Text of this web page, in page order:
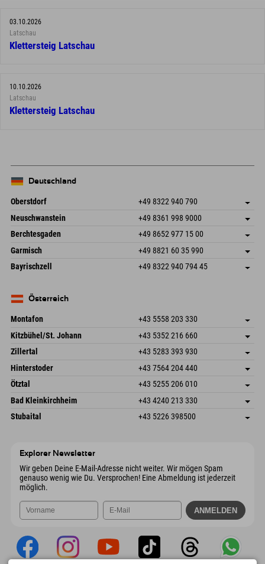
03.10.2026
Latschau
Klettersteig Latschau
10.10.2026
Latschau
Klettersteig Latschau
Deutschland
Oberstdorf +49 8322 940 790
An der Breitach 3
87538 Fischen I. Allgäu
Deutschland
Adresse speichern
Anreiseinfos
Buchen
Neuschwanstein +49 8361 998 9000
An der Riese 45
87484 Nesselwang im Allgäu
Deutschland
Adresse speichern
Buchen
Berchtesgaden +49 8652 977 15 00
Hofreitstr. 7
83471 Schönau am Königssee
Deutschland
Adresse speichern
Anreiseinfos
Buchen
Garmisch +49 8821 60 35 990
Frickenstraße 22
82490 Farchant
Adresse speichern
Bayrischzell +49 8322 940 794 45
Deutschland
Österreich
Montafon +43 5558 203 330
Dorfstr. 127b
6793 Gaschurn/Montafon
Österreich
Adresse speichern
Anreiseinfos
Buchen
Kitzbühel/St. Johann +43 5352 216 660
Speckbacherstraße 87
Österreich
Adresse speichern
Buchen
Zillertal +43 5283 393 930
Schmiedau 2
6272 Kaltenbach im Zillertal
Österreich
Adresse speichern
Anreiseinfos
Buchen
Hinterstoder +43 7564 204 440
Freizeitpark 10
Österreich
Adresse speichern
Buchen
Ötztal +43 5255 206 010
Gscheat 14
6441 Umhausen
Österreich
Adresse speichern
Anreiseinfos
Buchen
Bad Kleinkirchheim +43 4240 213 330
Dorfstraße 24
Adresse speichern
Stubaital +43 5226 398500
Explorer Newsletter
Wir geben Deine E-Mail-Adresse nicht weiter. Wir mögen Spam
genauso wenig wie Du. Versprochen! Eine Abmeldung ist jederzeit
möglich.